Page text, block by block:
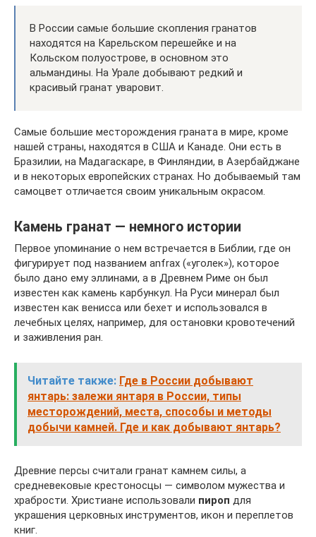
В России самые большие скопления гранатов
находятся на Карельском перешейке и на
Кольском полуострове, в основном это
альмандины. На Урале добывают редкий и
красивый гранат уваровит.
Самые большие месторождения граната в мире, кроме
нашей страны, находятся в США и Канаде. Они есть в
Бразилии, на Мадагаскаре, в Финляндии, в Азербайджане
и в некоторых европейских странах. Но добываемый там
самоцвет отличается своим уникальным окрасом.
Камень гранат ― немного истории
Первое упоминание о нем встречается в Библии, где он
фигурирует под названием anfrax («уголек»), которое
было дано ему эллинами, а в Древнем Риме он был
известен как камень карбункул. На Руси минерал был
известен как венисса или бехет и использовался в
лечебных целях, например, для остановки кровотечений
и заживления ран.
Читайте также: Где в России добывают
янтарь: залежи янтаря в России, типы
месторождений, места, способы и методы
добычи камней. Где и как добывают янтарь?
Древние персы считали гранат камнем силы, а
средневековые крестоносцы ― символом мужества и
храбрости. Христиане использовали пироп для
украшения церковных инструментов, икон и переплетов
книг.